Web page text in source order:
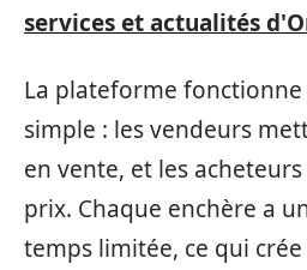
services et actualités
La plateforme
simple : les vendeurs
en vente, et les
prix. Chaque enchère a
temps limitée, ce qui